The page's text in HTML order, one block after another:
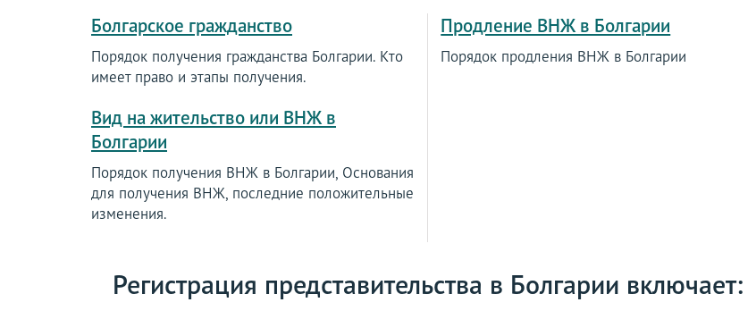
Болгарское гражданство
Порядок получения гражданства Болгарии. Кто
имеет право и этапы получения.
Продление ВНЖ в Болгарии
Порядок продления ВНЖ в Болгарии
Вид на жительство или ВНЖ в
Болгарии
Порядок получения ВНЖ в Болгарии, Основания
для получения ВНЖ, последние положительные
изменения.
Регистрация представительства в Болгарии включает: